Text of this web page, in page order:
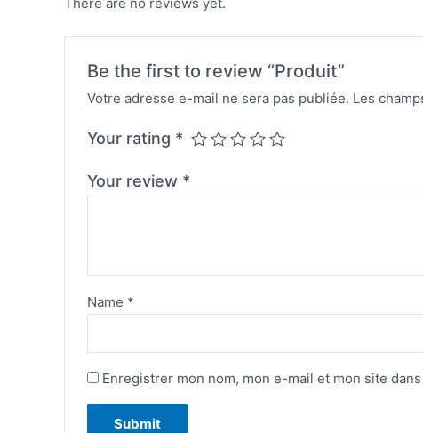
Be the first to review “Produit”
Votre adresse e-mail ne sera pas publiée. Les
Your rating *
Your review *
Name *
Enregistrer mon nom, mon e-mail et mon site